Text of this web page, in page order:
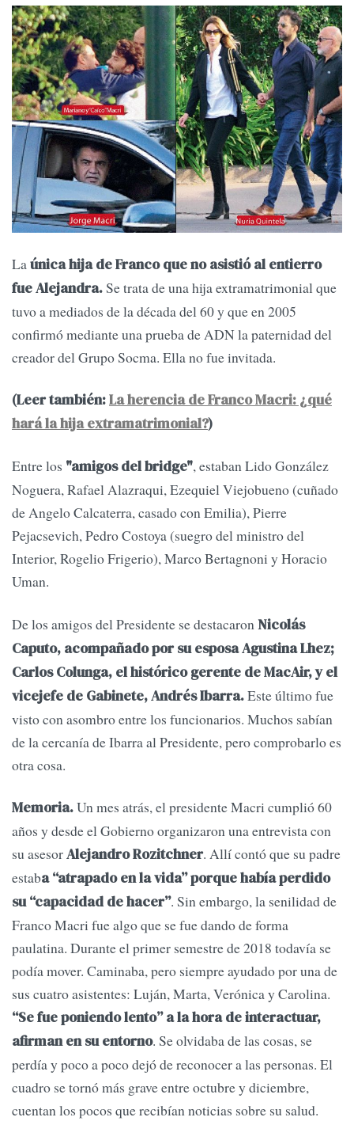
La única hija de Franco que no asistió al entierro
fue Alejandra.Se trata de una hija extramatrimonial que
tuvo a mediados de la década del 60 y que en 2005
confirmó mediante una prueba de ADN la paternidad del
creador del Grupo Socma. Ella no fue invitada.
(Leer también:La herencia de Franco Macri: ¿qué
hará la hija extramatrimonial?)
Entre los "amigos del bridge", estaban Lido González
Noguera, Rafael Alazraqui, Ezequiel Viejobueno (cuñado
de Angelo Calcaterra, casado con Emilia), Pierre
Pejacsevich, Pedro Costoya (suegro del ministro del
Interior, Rogelio Frigerio), Marco Bertagnoni y Horacio
Uman.
De los amigos del Presidente se destacaron Nicolás
Caputo, acompañado por su esposa Agustina Lhez;
Carlos Colunga, el histórico gerente de MacAir, y el
vicejefe de Gabinete, Andrés Ibarra.Este último fue
visto con asombro entre los funcionarios. Muchos sabían
de la cercanía de Ibarra al Presidente, pero comprobarlo es
otra cosa.
Memoria.Un mes atrás, el presidente Macri cumplió 60
años y desde el Gobierno organizaron una entrevista con
su asesorAlejandro Rozitchner. Allí contó que su padre
estaba “atrapado en la vida” porque había perdido
su “capacidad de hacer”. Sin embargo, la senilidad de
Franco Macri fue algo que se fue dando de forma
paulatina. Durante el primer semestre de 2018 todavía se
podía mover. Caminaba, pero siempre ayudado por una de
sus cuatro asistentes: Luján, Marta, Verónica y Carolina.
“Se fue poniendo lento” a la hora de interactuar,
afirman en su entorno. Se olvidaba de las cosas, se
perdía y poco a poco dejó de reconocer a las personas. El
cuadro se tornó más grave entre octubre y diciembre,
cuentan los pocos que recibían noticias sobre su salud.